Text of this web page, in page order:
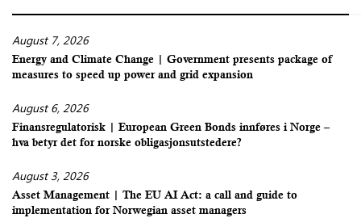
August 7, 2026
Energy and Climate Change | Government presents package of
measures to speed up power and grid expansion
August 6, 2026
Finansregulatorisk | European Green Bonds innføres i Norge –
hva betyr det for norske obligasjonsutstedere?
August 3, 2026
Asset Management | The EU AI Act: a call and guide to
implementation for Norwegian asset managers